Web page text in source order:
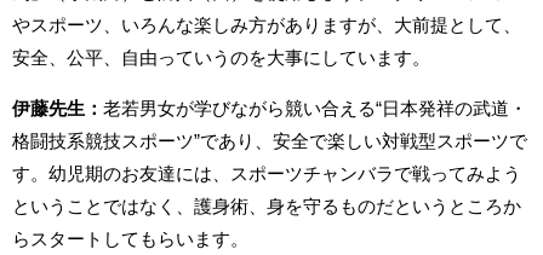
やスポーツ、いろんな楽しみ方がありますが、大前提として、
安全、公平、自由っていうのを大事にしています。
伊藤先生： 老若男女が学びながら競い合える“日本発祥の武道・
格闘技系競技スポーツ”であり、安全で楽しい対戦型スポーツで
す。幼児期のお友達には、スポーツチャンバラで戦ってみよう
ということではなく、護身術、身を守るものだというところか
らスタートしてもらいます。